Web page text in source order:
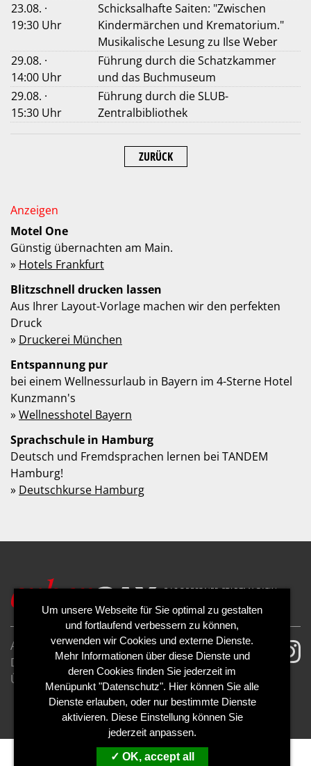
23.08. ·
19:30 Uhr
Schicksalhafte Saiten: "Zwischen
Kindermärchen und Krematorium."
Musikalische Lesung zu Ilse Weber
29.08. ·
14:00 Uhr
Führung durch die Schatzkammer
und das Buchmuseum
29.08. ·
15:30 Uhr
Führung durch die SLUB-
Zentralbibliothek
ZURÜCK
Motel One
Günstig übernachten am Main.
» Hotels Frankfurt
Blitzschnell drucken lassen
Aus Ihrer Layout-Vorlage machen wir den perfekten
Druck
» Druckerei München
Entspannung pur
bei einem Wellnessurlaub in Bayern im 4-Sterne Hotel
Kunzmann's
»Wellnesshotel Bayern
Sprachschule in Hamburg
Deutsch und Fremdsprachen lernen bei TANDEM
Hamburg!
» Deutschkurse Hamburg
AGB
Impressum
Datenschutzerklärung
Cookies
Über uns
Kontakt
Mediadaten
Abo kündigen
Abo widerrufen
Um unsere Webseite für Sie optimal zu gestalten
und fortlaufend verbessern zu können,
verwenden wir Cookies und externe Dienste.
Mehr Informationen über diese Dienste und
deren Cookies finden Sie jederzeit im
Menüpunkt "Datenschutz". Hier können Sie alle
Dienste erlauben, oder nur bestimmte Dienste
aktivieren. Diese Einstellung können Sie
jederzeit anpassen.
OK, accept all